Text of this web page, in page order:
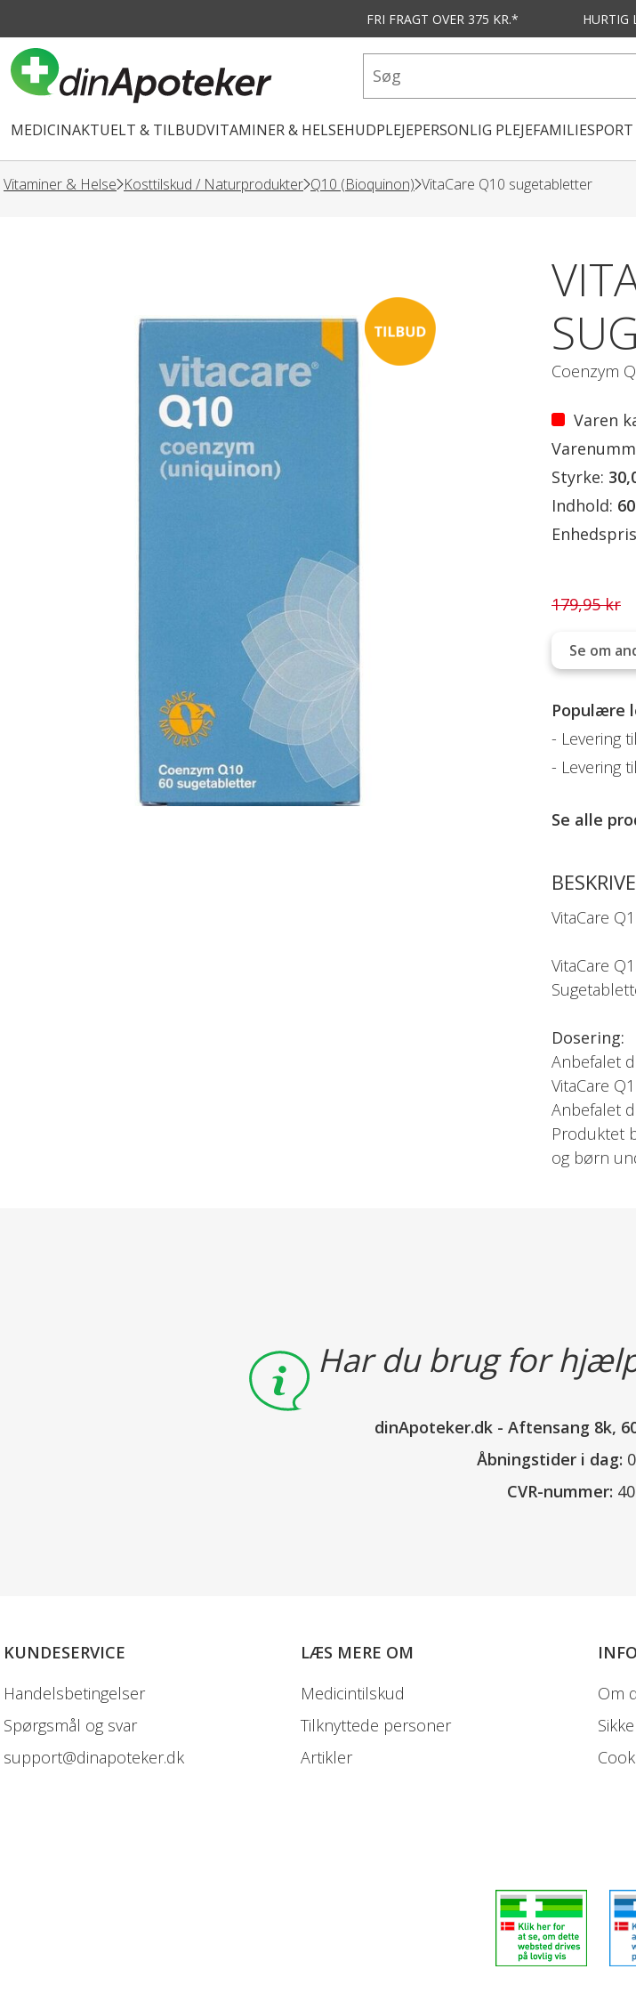
FRI FRAGT OVER 375 KR.* HURTIG
MEDICINAKTUELT & TILBUDVITAMINER & HELSEHUDPLEJEPERSONLIG PLEJEFAMILIE
Vitaminer & Helse Kosttilskud / Naturprodukter Q10 (Bioquinon) VitaCare Q10 sugetabletter
Coenzym
Varen
Styrke:
Indhold:
179,95 kr
Se om
Populære
Levering
Levering
Se alle
VitaCare
VitaCare
Dosering:
Anbefalet
VitaCare
Anbefalet
Produktet
og børn
Har du brug for
dinApoteker.dk- Aftensang 8k,
Åbningstider i dag:
CVR-nummer:
KUNDESERVICE
Handelsbetingelser
Spørgsmål og svar
support@dinapoteker.dk
LÆS MERE OM
Medicintilskud
Tilknyttede personer
Artikler
INFO
Om